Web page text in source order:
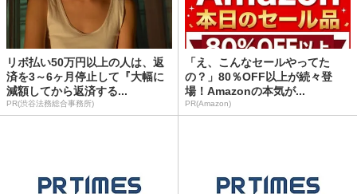
リボ払い50万円以上の人は、返
済を3～6ヶ月停止して『大幅に
減額してから返済する...
PR(渋谷法務総合事務所)
「え、こんなセールやってた
の？」80％OFF以上が続々登
場！Amazonの本気が...
PR(Amazon)